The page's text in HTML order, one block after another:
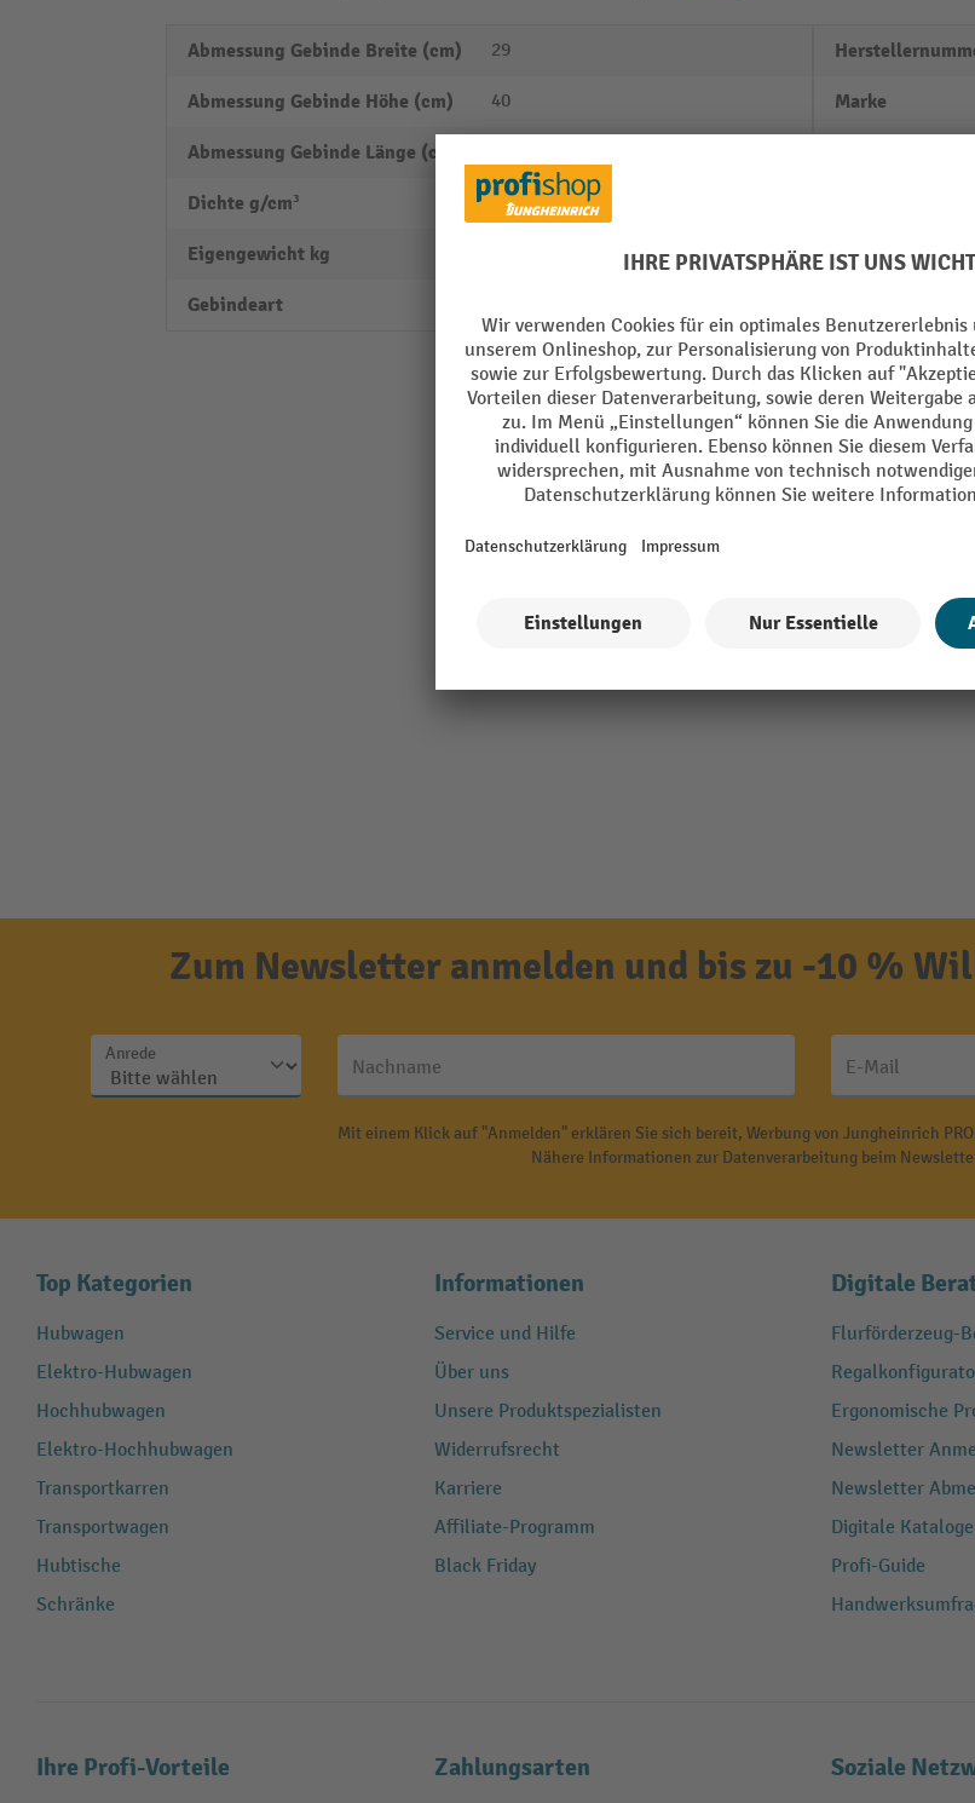
Abmessung Gebinde Breite (cm) 29
Abmessung Gebinde Höhe (cm) 40
Abmessung Gebinde Länge (cm)
Dichte g/cm³ 0,86
Eigengewicht kg
Gebindeart
Marke
Alle technische Details anzeigen
Zum Newsletter anmelden und bis zu -10 %
Anrede
Nachname E-Mail
Mit einem Klick auf "Anmelden" erklären Sie sich bereit, Werbung von Jungheinrich
Nähere Informationen zur Datenverarbeitung beim
Top Kategorien
Hubwagen
Elektro-Hubwagen
Hochhubwagen
Elektro-Hochhubwagen
Transportkarren
Transportwagen
Hubtische
Schränke
Informationen
Service und Hilfe
Über uns
Unsere Produktspezialisten
Widerrufsrecht
Karriere
Affiliate-Programm
Black Friday
Digitale
Flurförderzeug-
Ergonomische
Newsletter
Newsletter
Digitale Kataloge
Profi-Guide
Ihre Profi-Vorteile Zahlungsarten Soziale